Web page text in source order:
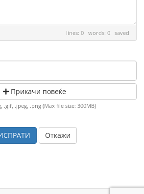
lines: 0 words: 0 saved
Прикачи повеќе
.gif, .jpeg, .png (Max file size: 300MB)
Откажи